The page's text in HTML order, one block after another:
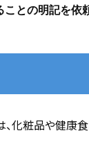
ことの明記を依
、化粧品や健康